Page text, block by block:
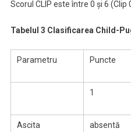
Scorul CLIP este între 0 şi 6
Tabelul 3 Clasificarea Child-
Parametru Puncte
1
Ascita absentă